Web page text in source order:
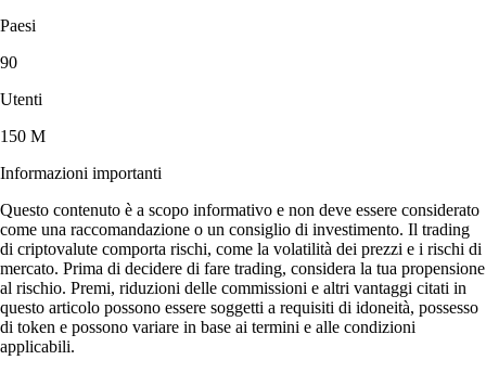
Paesi
90
Utenti
150 M
Informazioni importanti
Questo contenuto è a scopo informativo e non deve essere considerato
come una raccomandazione o un consiglio di investimento. Il trading
di criptovalute comporta rischi, come la volatilità dei prezzi e i rischi di
mercato. Prima di decidere di fare trading, considera la tua propensione
al rischio. Premi, riduzioni delle commissioni e altri vantaggi citati in
questo articolo possono essere soggetti a requisiti di idoneità, possesso
di token e possono variare in base ai termini e alle condizioni
applicabili.